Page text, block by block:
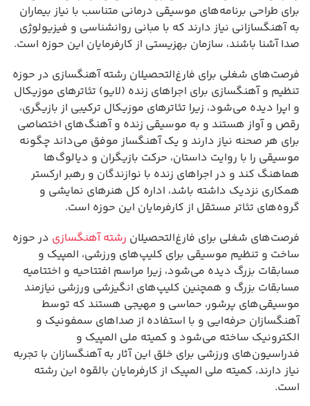
برای طراحی برنامه‌های موسیقی درمانی متناسب با نیاز بیماران
به آهنگسازانی نیاز دارند که با مبانی روانشناسی و فیزیولوژی
صدا آشنا باشند، سازمان بهزیستی از کارفرمایان این حوزه است.
فرصت‌های شغلی برای فارغ‌التحصیلان رشته آهنگسازی در حوزه
تنظیم و آهنگسازی برای اجراهای زنده (لایو) تئاترهای موزیکال
و اپرا دیده می‌شود، زیرا تئاترهای موزیکال ترکیبی از بازیگری،
رقص و آواز هستند و به موسیقی زنده و آهنگ‌های اختصاصی
برای هر صحنه نیاز دارند و یک آهنگساز موفق می‌داند چگونه
موسیقی را با روایت داستان، حرکت بازیگران و دیالوگ‌ها
هماهنگ کند و در اجراهای زنده با نوازندگان و رهبر ارکستر
همکاری نزدیک داشته باشد، اداره کل هنرهای نمایشی و
گروه‌های تئاتر مستقل از کارفرمایان این حوزه است.
فرصت‌های شغلی برای فارغ‌التحصیلان رشته آهنگسازی در حوزه
ساخت و تنظیم موسیقی برای کلیپ‌های ورزشی، المپیک و
مسابقات بزرگ دیده می‌شود، زیرا مراسم افتتاحیه و اختتامیه
مسابقات بزرگ و همچنین کلیپ‌های انگیزشی ورزشی نیازمند
موسیقی‌های پرشور، حماسی و مهیجی هستند که توسط
آهنگسازان حرفه‌ایی و با استفاده از صداهای سمفونیک و
الکترونیک ساخته می‌شود و کمیته ملی المپیک و
فدراسیون‌های ورزشی برای خلق این آثار به آهنگسازان با تجربه
نیاز دارند، کمیته ملی المپیک از کارفرمایان بالقوه این رشته
است.